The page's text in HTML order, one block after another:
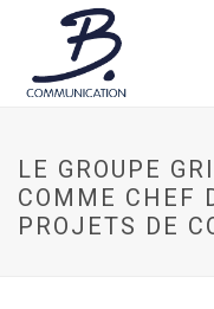
LE GROUPE
COMME CHEF
PROJETS DE